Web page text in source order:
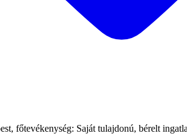
Saját tulajdonú, bérelt